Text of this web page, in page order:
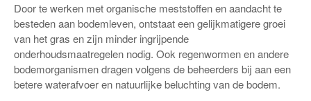
Door te werken met organische meststoffen en aandacht te
besteden aan bodemleven, ontstaat een gelijkmatigere groei
van het gras en zijn minder ingrijpende
onderhoudsmaatregelen nodig. Ook regenwormen en andere
bodemorganismen dragen volgens de beheerders bij aan een
betere waterafvoer en natuurlijke beluchting van de bodem.